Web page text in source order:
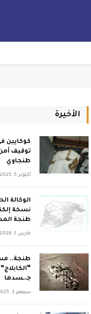
الأخيرة
كوكايين
توقيف
طنجاوي
أكتوبر 5, 2025
الوكالة
نسخة
طنجة
مارس 1, 2026
طنجة..
“الكابلاج”
جـ.ـسدها
سبتمبر 3, 2025